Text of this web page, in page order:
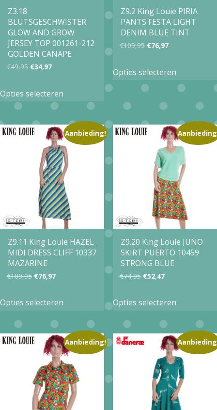
de
productpagina
op
de
Z3.18
BLUTSGESCHWISTER
GLOW AND GROW
JERSEY TOP 001261-212
GOLDEN CANAPE
€49,95 Oorspronkelijke
was:
€34,97Huidige
is:
€34,97.
Opties selecteren
product
meerdere
variaties.
Deze
optie
kan
gekozen
worden
op
de
productpagina
Z9.2 King Louie PIRIA
PANTS FESTA LIGHT
DENIM BLUE TINT
€109,95 Oorspronkelijke
was:
€109,95.
€76,97Huidige
is:
€76,97.
Opties selecteren
heeft
meerdere
variaties.
Deze
optie
kan
gekozen
worden
op
Aanbieding!
Z9.11 King Louie HAZEL
MIDI DRESS CLIFF 10337
MAZARINE
€109,95 Oorspronkelijke
was:
€109,95.
€76,97Huidige
is:
€76,97.
Opties selecteren
meerdere
variaties.
Deze
optie
kan
Z9.20 King Louie JUNO
SKIRT PUERTO 10459
STRONG BLUE
€74,95 Oorspronkelijke
was:
€74,95.
€52,47Huidige
is:
€52,47.
Opties selecteren
meerdere
variaties.
Deze
optie
kan
Aanbieding!